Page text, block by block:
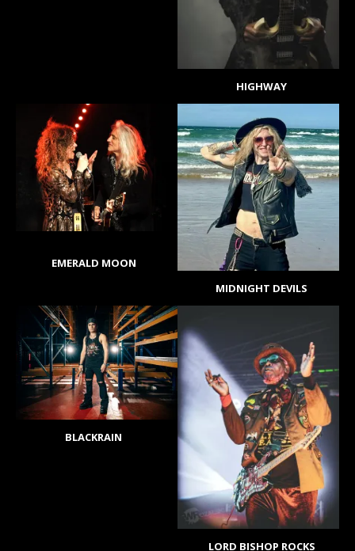
HIGHWAY
EMERALD MOON
MIDNIGHT DEVILS
BLACKRAIN
LORD BISHOP ROCKS